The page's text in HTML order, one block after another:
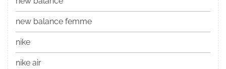
new balance femme
nike
nike air